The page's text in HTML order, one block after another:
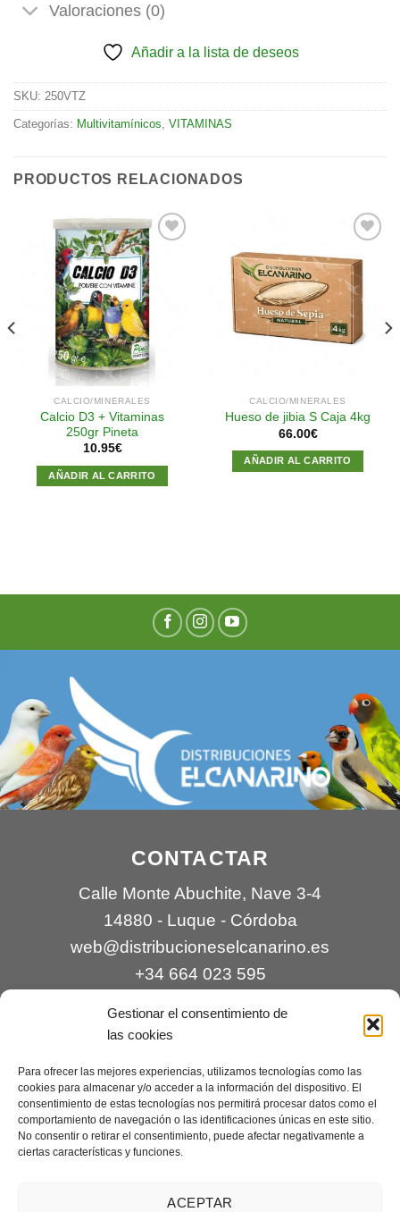
Gestionar el consentimiento de
las cookies
Para ofrecer las mejores experiencias, utilizamos tecnologías como las
cookies para almacenar y/o acceder a la información del dispositivo. El
consentimiento de estas tecnologías nos permitirá procesar datos como el
comportamiento de navegación o las identificaciones únicas en este sitio.
No consentir o retirar el consentimiento, puede afectar negativamente a
ciertas características y funciones.
ACEPTAR
Valoraciones (0)
Añadir a la lista de deseos
SKU: 250VTZ
Categorías: Multivitamínicos, VITAMINAS
PRODUCTOS RELACIONADOS
Añadir
lista de
deseos
CALCIO/MINERALES
Calcio D3 + Vitaminas
250gr Pineta
10.95€
AÑADIR AL CARRITO
Añadir
a la
deseos
CALCIO/MINERALES
Hueso de jibia S Caja 4kg
66.00€
AÑADIR AL CARRITO
CONTACTAR
Calle Monte Abuchite, Nave 3-4
14880 - Luque - Córdoba
web@distribucioneselcanarino.es
+34 664 023 595
Contacto|Incidencias|Devoluciones |
Condiciones generales
Mantenimiento web a cargo deCreaciones Digitales – mantenimiento web